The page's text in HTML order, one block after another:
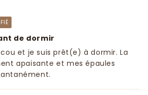
de dormir
et je suis prêt(e) à dormir. La
apaisante et mes épaules